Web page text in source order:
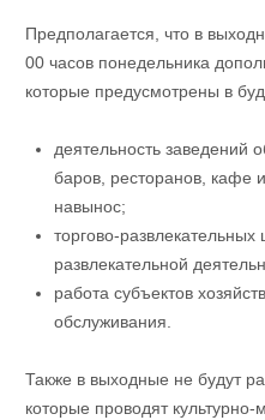
Предполагается, что в
00 часов понедельника
которые предусмотрены в
деятельность заведений
баров, ресторанов, кафе
навынос;
торгово-
развлекательной
работа субъектов
обслуживания.
Также в выходные не будут
которые проводят